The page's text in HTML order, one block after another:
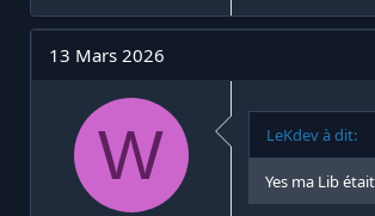
13 Mars 2026
W LeKdev à dit:
Yes ma Lib